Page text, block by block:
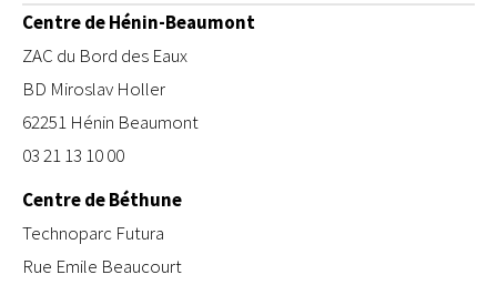
Centre de Hénin-Beaumont
ZAC du Bord des Eaux
BD Miroslav Holler
62251 Hénin Beaumont
03 21 13 10 00
Centre de Béthune
​Technoparc Futura
Rue Emile Beaucourt